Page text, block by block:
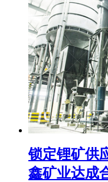
锁定锂矿供
鑫矿业达成